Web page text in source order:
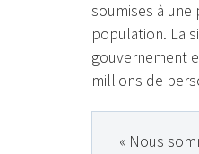
soumises à une
population. La
gouvernement
millions de
« Nous